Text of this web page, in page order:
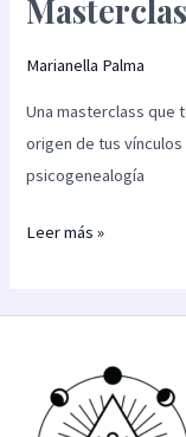
Marianella Palma
Una masterclass que
origen de tus
psicogenealogía
Leer más »